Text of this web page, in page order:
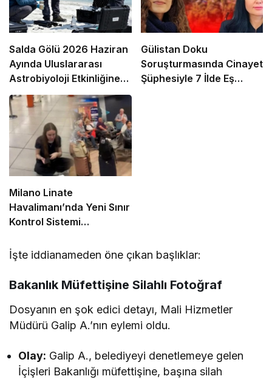
Salda Gölü 2026 Haziran
Ayında Uluslararası
Astrobiyoloji Etkinliğine
Ev Sahipliği Yapacak
Gülistan Doku
Soruşturmasında Cinayet
Şüphesiyle 7 İlde Eş
Milano Linate
Havalimanı’nda Yeni Sınır
Kontrol Sistemi
İşte iddianameden öne çıkan başlıklar:
Bakanlık Müfettişine Silahlı Fotoğraf
Dosyanın en şok edici detayı, Mali Hizmetler
Müdürü Galip A.’nın eylemi oldu.
Olay: Galip A., belediyeyi denetlemeye gelen
İçişleri Bakanlığı müfettişine, başına silah